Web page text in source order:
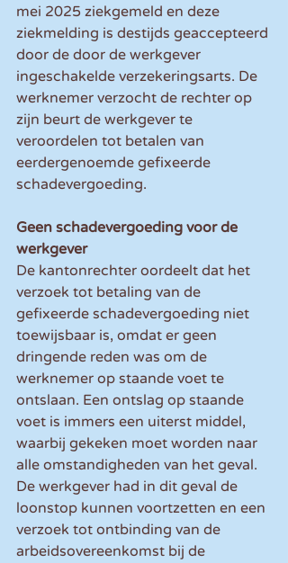
mei 2025 ziekgemeld en deze
ziekmelding is destijds geaccepteerd
door de door de werkgever
ingeschakelde verzekeringsarts. De
werknemer verzocht de rechter op
zijn beurt de werkgever te
veroordelen tot betalen van
eerdergenoemde gefixeerde
schadevergoeding.
Geen schadevergoeding voor de
werkgever
De kantonrechter oordeelt dat het
verzoek tot betaling van de
gefixeerde schadevergoeding niet
toewijsbaar is, omdat er geen
dringende reden was om de
werknemer op staande voet te
ontslaan. Een ontslag op staande
voet is immers een uiterst middel,
waarbij gekeken moet worden naar
alle omstandigheden van het geval.
De werkgever had in dit geval de
loonstop kunnen voortzetten en een
verzoek tot ontbinding van de
arbeidsovereenkomst bij de